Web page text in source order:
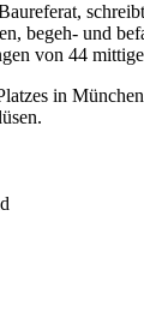
begeh- und
von 44
in